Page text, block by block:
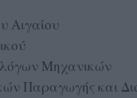
Αιγαίου
Μηχανικών
Παραγωγής και